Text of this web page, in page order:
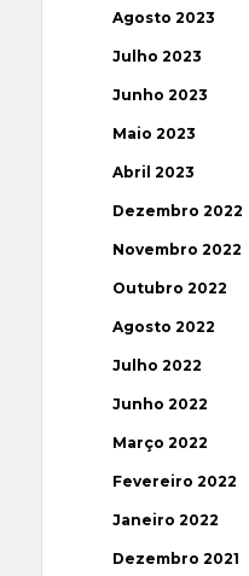
Agosto 2023
Julho 2023
Junho 2023
Maio 2023
Abril 2023
Dezembro 2022
Novembro 2022
Outubro 2022
Agosto 2022
Julho 2022
Junho 2022
Março 2022
Fevereiro 2022
Janeiro 2022
Dezembro 2021